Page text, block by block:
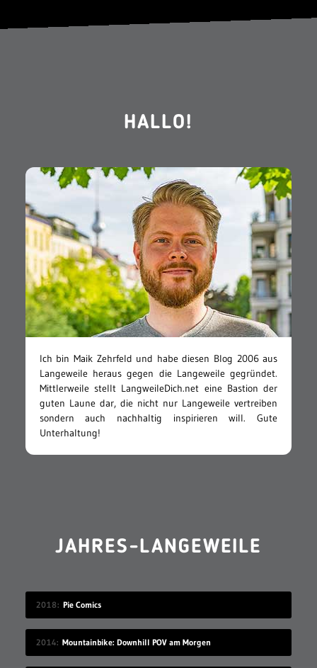
HALLO!
Ich bin Maik Zehrfeld und habe diesen Blog 2006 aus
Langeweile heraus gegen die Langeweile gegründet.
Mittlerweile stellt LangweileDich.net eine Bastion der
guten Laune dar, die nicht nur Langeweile vertreiben
sondern auch nachhaltig inspirieren will. Gute
Unterhaltung!
JAHRES-LANGEWEILE
2018 Pie Comics
2014 Mountainbike: Downhill POV am Morgen